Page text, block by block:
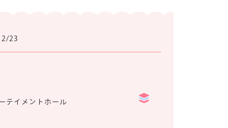
23
テイメントホール